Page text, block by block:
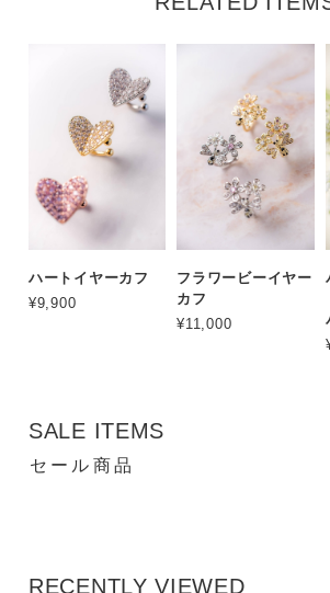
ハートイヤーカフ
¥9,900
フラワービーイヤー
カフ
¥11,000
SALE ITEMS
セール商品
RECENTLY VIEWED